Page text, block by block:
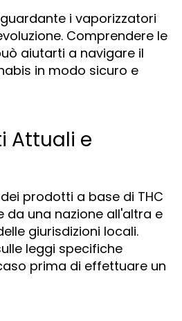
i vaporizzatori
Comprendere le
aiutarti a navigare il
in modo sicuro e
Attuali e
prodotti a base di THC
da una nazione all'altra e
giurisdizioni locali.
leggi specifiche
prima di effettuare un